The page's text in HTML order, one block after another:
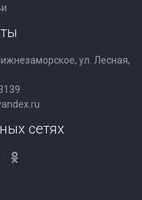
ул. Лесная,
сетях